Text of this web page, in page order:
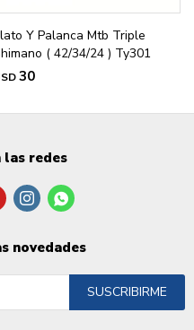
Y Palanca Mtb Triple
( 42/34/24 ) Ty301
30
las redes
 
novedades
SUSCRIBIRME